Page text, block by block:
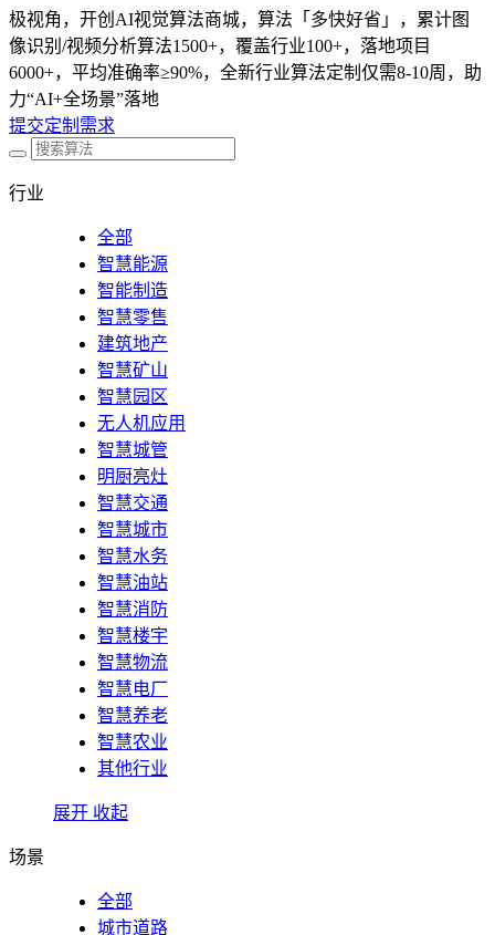
极视角，开创AI视觉算法商城，算法「多快好省」，累计图
像识别/视频分析算法1500+，覆盖行业100+，落地项目
6000+，平均准确率≥90%，全新行业算法定制仅需8-10周，助
力“AI+全场景”落地
提交定制需求
行业
全部
智慧能源
智能制造
智慧零售
建筑地产
智慧矿山
智慧园区
无人机应用
智慧城管
明厨亮灶
智慧交通
智慧城市
智慧水务
智慧油站
智慧消防
智慧楼宇
智慧物流
智慧电厂
智慧养老
智慧农业
其他行业
展开 收起
场景
全部
城市道路